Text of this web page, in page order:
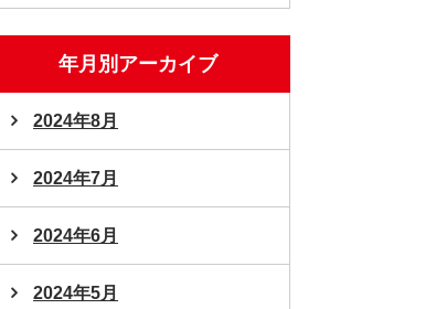
年月別アーカイブ
2024年8月
2024年7月
2024年6月
2024年5月